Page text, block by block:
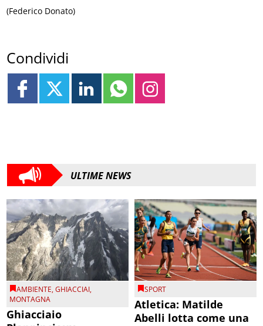
(Federico Donato)
Condividi
ULTIME NEWS
AMBIENTE,GHIACCIAI,
MONTAGNA
Ghiacciaio
SPORT
Atletica: Matilde
Abelli lotta come una